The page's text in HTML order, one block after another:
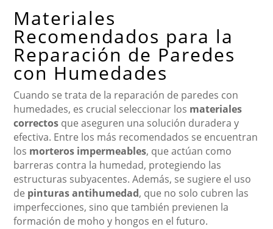
Materiales
Recomendados para la
Reparación de Paredes
con Humedades
Cuando se trata de la reparación de paredes con
humedades, es crucial seleccionar los materiales
correctos que aseguren una solución duradera y
efectiva. Entre los más recomendados se encuentran
los morteros impermeables, que actúan como
barreras contra la humedad, protegiendo las
estructuras subyacentes. Además, se sugiere el uso
de pinturas antihumedad, que no solo cubren las
imperfecciones, sino que también previenen la
formación de moho y hongos en el futuro.